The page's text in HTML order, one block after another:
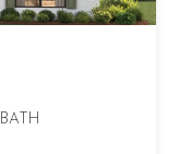
BATH